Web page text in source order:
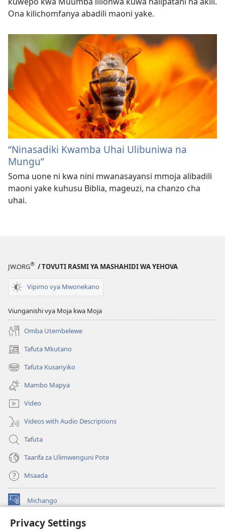
Privacy Settings
Ona kilichomfanya abadili maoni yake.
“Ninasadiki Kwamba Uhai Ulibuniwa na
Mungu”
Soma uone ni kwa nini mwanasayansi mmoja alibadili
maoni yake kuhusu Biblia, mageuzi, na chanzo cha
uhai.
JW.ORG® / TOVUTI RASMI YA MASHAHIDI WA YEHOVA
Vipimo vya Mwonekano
Viunganishi vya Moja kwa Moja
Omba Utembelewe
Tafuta Mkutano
(opens
new
window)
Tafuta Kusanyiko
(opens
new
window)
Mambo Mapya
Video
Videos with Audio Descriptions
Tafuta
Taarifa za Ulimwenguni Pote
Msaada
Michango
(opens
window)Watchtower MAKTABA KWENYE MTANDAO™